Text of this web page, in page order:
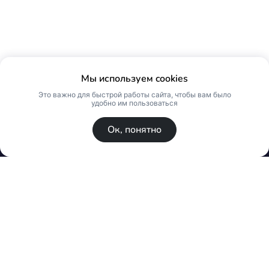
Мы используем cookies
Это важно для быстрой работы сайта, чтобы вам было
удобно им пользоваться
Ок, понятно